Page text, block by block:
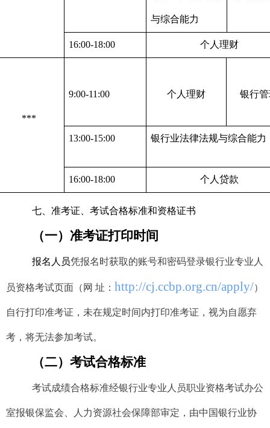
与综合能力
16:00-18:00 个人理财
***
9:00-11:00 个人理财 银行
13:00-15:00 银行业法律法规与综合能力
16:00-18:00 个人贷款
七、准考证、考试合格标准和资格证书
（一）准考证打印时间
报名人员凭报名时获取的账号和密码登录银行业专业人
员资格考试页面（网 址： http://cj.ccbp.org.cn/apply/）
自行打印准考证，未在规定时间内打印准考证，视为自愿弃
考，将无法参加考试。
（二）考试合格标准
考试成绩合格标准经银行业专业人员职业资格考试办公
室报银保监会、人力资源社会保障部审定，由中国银行业协